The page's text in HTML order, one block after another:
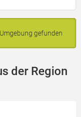
gefunden
der Region